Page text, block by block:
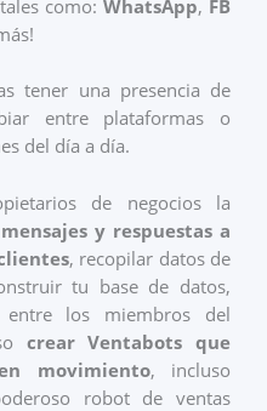
como: WhatsApp, FB
tener una presencia de
entre plataformas o
del día a día.
de negocios la
y respuestas a
, recopilar datos de
tu base de datos,
entre los miembros del
crear Ventabots que
movimiento, incluso
robot de ventas